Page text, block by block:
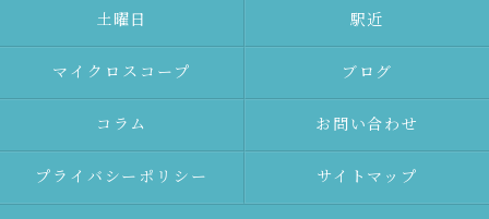
土曜日 駅近
マイクロスコープ ブログ
コラム お問い合わせ
プライバシーポリシー サイトマップ